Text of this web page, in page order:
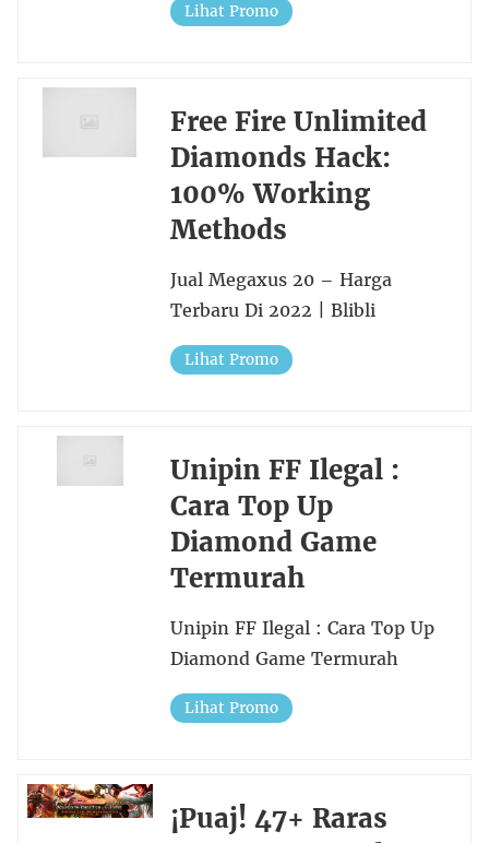
Lihat Promo
Free Fire Unlimited
Diamonds Hack:
100% Working
Methods
Jual Megaxus 20 – Harga
Terbaru Di 2022 | Blibli
Lihat Promo
Unipin FF Ilegal :
Cara Top Up
Diamond Game
Termurah
Unipin FF Ilegal : Cara Top Up
Diamond Game Termurah
Lihat Promo
¡Puaj! 47+ Raras